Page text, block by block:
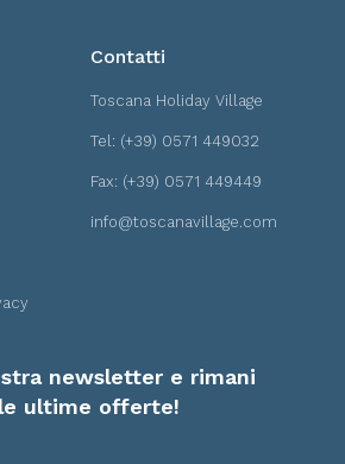
Contatti
Toscana Holiday Village
Tel: (+39) 0571 449032
Fax: (+39) 0571 449449
info@toscanavillage.com
newsletter e rimani
ultime offerte!